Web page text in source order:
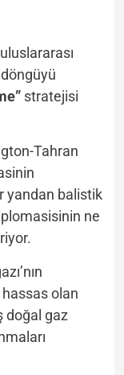
stratejisi
Tahran
yandan balistik
ne
olan
doğal gaz